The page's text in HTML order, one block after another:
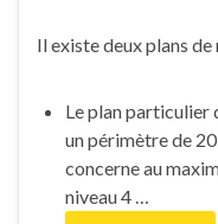
Il existe deux plans de
Le plan particulier
un périmètre de
concerne au
niveau 4 …